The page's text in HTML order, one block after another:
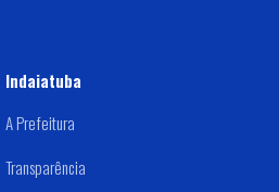
Indaiatuba
A Prefeitura
Transparência